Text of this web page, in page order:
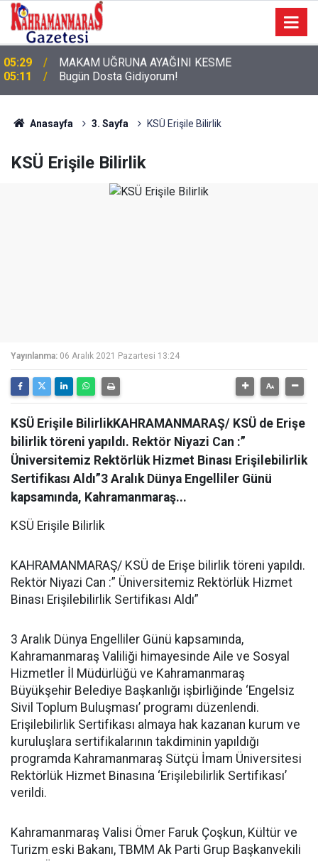
05:11 Bugün Dosta Gidiyorum!
Anasayfa 3. Sayfa KSÜ Erişile Bilirlik
KSÜ Erişile Bilirlik
Yayınlanma: 06 Aralık 2021 Pazartesi 13:24
KSÜ Erişile BilirlikKAHRAMANMARAŞ/ KSÜ de Erişe
bilirlik töreni yapıldı. Rektör Niyazi Can :”
Üniversitemiz Rektörlük Hizmet Binası Erişilebilirlik
Sertifikası Aldı”3 Aralık Dünya Engelliler Günü
kapsamında, Kahramanmaraş...
KSÜ Erişile Bilirlik
KAHRAMANMARAŞ/ KSÜ de Erişe bilirlik töreni yapıldı.
Rektör Niyazi Can :” Üniversitemiz Rektörlük Hizmet
Binası Erişilebilirlik Sertifikası Aldı”
3 Aralık Dünya Engelliler Günü kapsamında,
Kahramanmaraş Valiliği himayesinde Aile ve Sosyal
Hizmetler İl Müdürlüğü ve Kahramanmaraş
Büyükşehir Belediye Başkanlığı işbirliğinde ‘Engelsiz
Sivil Toplum Buluşması’ programı düzenlendi.
Erişilebilirlik Sertifikası almaya hak kazanan kurum ve
kuruluşlara sertifikalarının takdiminin yapıldığı
programda Kahramanmaraş Sütçü İmam Üniversitesi
Rektörlük Hizmet Binasına ‘Erişilebilirlik Sertifikası’
verildi.
Kahramanmaraş Valisi Ömer Faruk Çoşkun, Kültür ve
Turizm eski Bakanı, TBMM Ak Parti Grup Başkanvekili